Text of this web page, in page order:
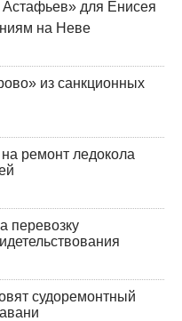
для Енисея
на Неве
из санкционных
ремонт ледокола
перевозку
судоремонтный